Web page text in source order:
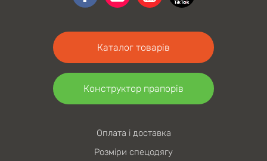
Каталог товарів
Конструктор прапорів
Оплата і доставка
Розміри спецодягу